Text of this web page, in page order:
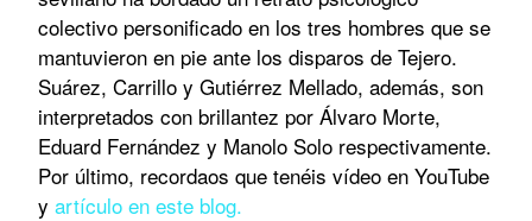
colectivo personificado en los tres hombres que se
mantuvieron en pie ante los disparos de Tejero.
Suárez, Carrillo y Gutiérrez Mellado, además, son
interpretados con brillantez por Álvaro Morte,
Eduard Fernández y Manolo Solo respectivamente.
Por último, recordaos que tenéis vídeo en YouTube
y artículo en este blog.